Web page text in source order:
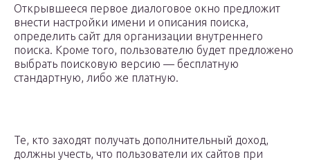
Открывшееся первое диалоговое окно предложит
внести настройки имени и описания поиска,
определить сайт для организации внутреннего
поиска. Кроме того, пользователю будет предложено
выбрать поисковую версию — бесплатную
стандартную, либо же платную.
Те, кто заходят получать дополнительный доход,
должны учесть, что пользователи их сайтов при